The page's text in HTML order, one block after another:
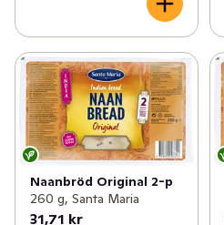
Naanbröd Original 2-p
260 g, Santa Maria
31,71 kr